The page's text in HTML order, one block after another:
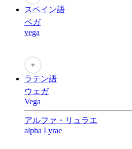
スペイン語
ベガ
vega
♥
ラテン語
ウェガ
Vega
アルファ・リュラエ
alpha Lyrae